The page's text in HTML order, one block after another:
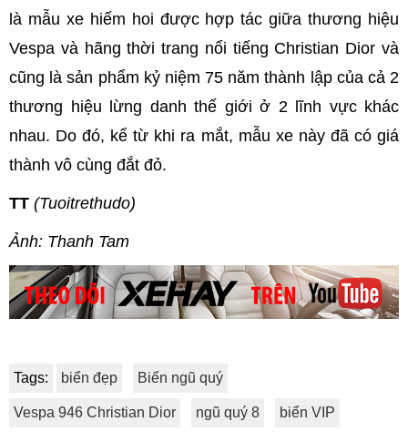
là mẫu xe hiếm hoi được hợp tác giữa thương hiệu
Vespa và hãng thời trang nổi tiếng Christian Dior và
cũng là sản phẩm kỷ niệm 75 năm thành lập của cả 2
thương hiệu lừng danh thế giới ở 2 lĩnh vực khác
nhau. Do đó, kể từ khi ra mắt, mẫu xe này đã có giá
thành vô cùng đắt đỏ.
TT (Tuoitrethudo)
Ảnh: Thanh Tam
Tags: biển đẹp Biển ngũ quý
Vespa 946 Christian Dior ngũ quý 8 biển VIP